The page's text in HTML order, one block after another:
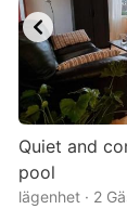
Quiet and
pool
lägenhet · 2